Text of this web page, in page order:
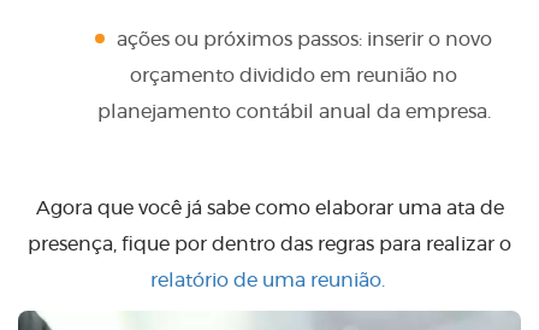
ações ou próximos passos: inserir o novo
orçamento dividido em reunião no
planejamento contábil anual da empresa.
Agora que você já sabe como elaborar uma ata de
presença, fique por dentro das regras para realizar o
relatório de uma reunião.